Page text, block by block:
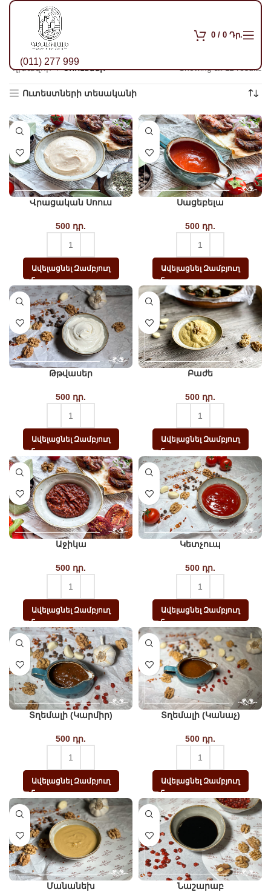
(011) 277 999
0 / 0 Դր.
Գլխավոր Սոուսներ Showing all 11 results
Ուտեստների տեսականի
Վրացական Սոուս
500 դր.
Ավելացնել Զամբյուղ
Սացեբելա
500 դր.
Ավելացնել Զամբյուղ
Թթվասեր
500 դր.
Ավելացնել Զամբյուղ
Բաժե
500 դր.
Ավելացնել Զամբյուղ
Աջիկա
500 դր.
Ավելացնել Զամբյուղ
Կետչուպ
500 դր.
Ավելացնել Զամբյուղ
Տղեմալի (կարմիր)
500 դր.
Ավելացնել Զամբյուղ
Տղեմալի (կանաչ)
500 դր.
Ավելացնել Զամբյուղ
Մանանեխ Նաշարաբ